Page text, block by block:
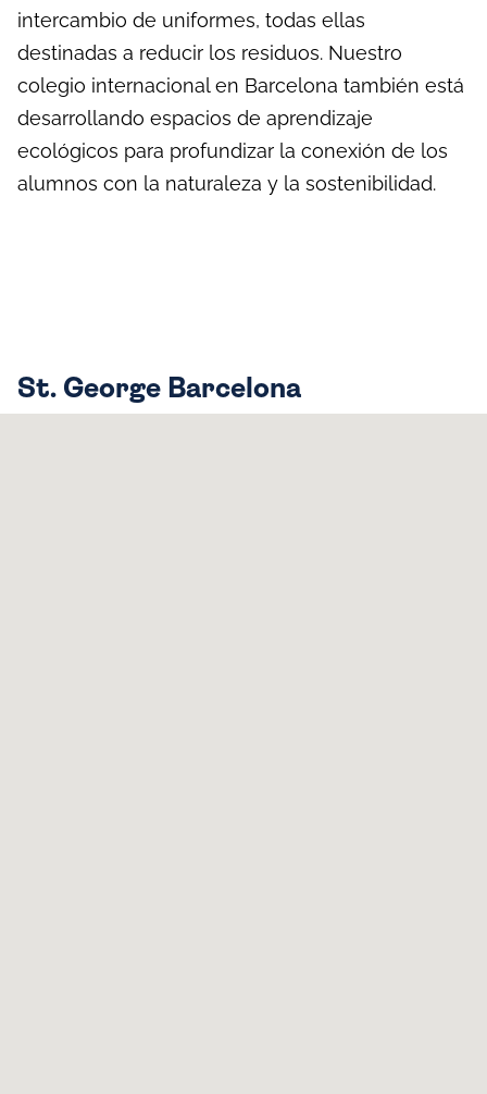
intercambio de uniformes, todas ellas
destinadas a reducir los residuos. Nuestro
colegio internacional en Barcelona también está
desarrollando espacios de aprendizaje
ecológicos para profundizar la conexión de los
alumnos con la naturaleza y la sostenibilidad.
St. George Barcelona